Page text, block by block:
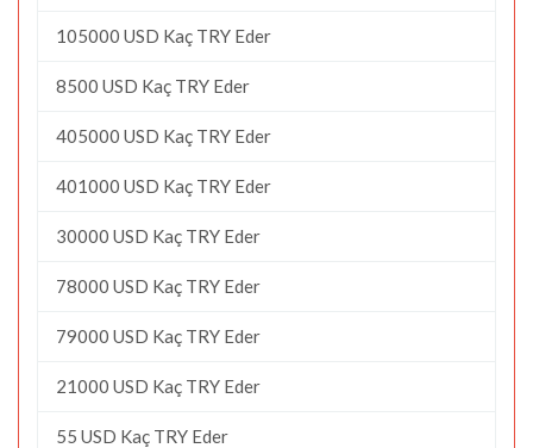
105000 USD Kaç TRY Eder
8500 USD Kaç TRY Eder
405000 USD Kaç TRY Eder
401000 USD Kaç TRY Eder
30000 USD Kaç TRY Eder
78000 USD Kaç TRY Eder
79000 USD Kaç TRY Eder
21000 USD Kaç TRY Eder
55 USD Kaç TRY Eder